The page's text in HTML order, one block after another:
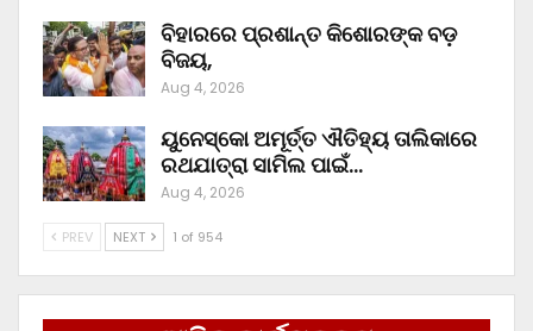
ବିହାରରେ ପ୍ରଶାନ୍ତ କିଶୋରଙ୍କ ବଡ଼
ବିଜୟ,
Aug 4, 2026
ୟୁନେସ୍କୋ ଅମୂର୍ତ୍ତ ଐତିହ୍ୟ ତାଲିକାରେ
ରଥଯାତ୍ରା ସାମିଲ ପାଇଁ…
Aug 4, 2026
PREV NEXT 1 of 954